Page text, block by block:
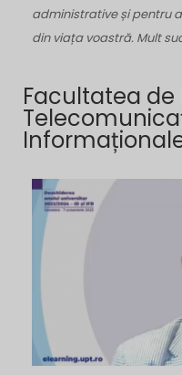
administrative și pentru
din viața voastră. Mult
Facultatea de
Informaționale